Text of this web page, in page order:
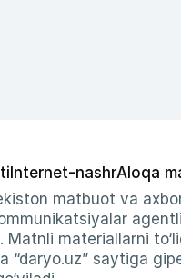
Internet-nashrAloqa
matbuot va
materiallarni
saytiga